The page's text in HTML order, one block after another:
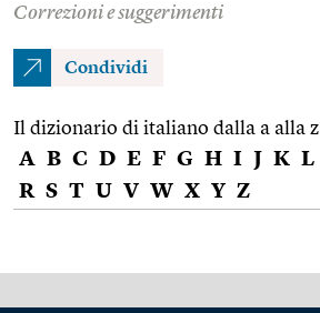
Correzioni e suggerimenti
Condividi
Il dizionario di italiano dalla a alla z
A B C D E F G H I J K L
R S T U V W X Y Z